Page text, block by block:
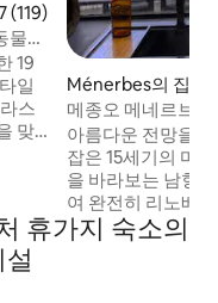
점(5점 만점), 후기 119
(119)
물
19
일
스
맞
시
녁
. 봄
Ménerbes의 집
메종오 메네르브,
스
아름다운 전망을
잡은 15세기의 마
을 바라보는 남향
여 완전히 리노베
편의시설을 모두
에서 하루를 보낸
휴가지 숙소의